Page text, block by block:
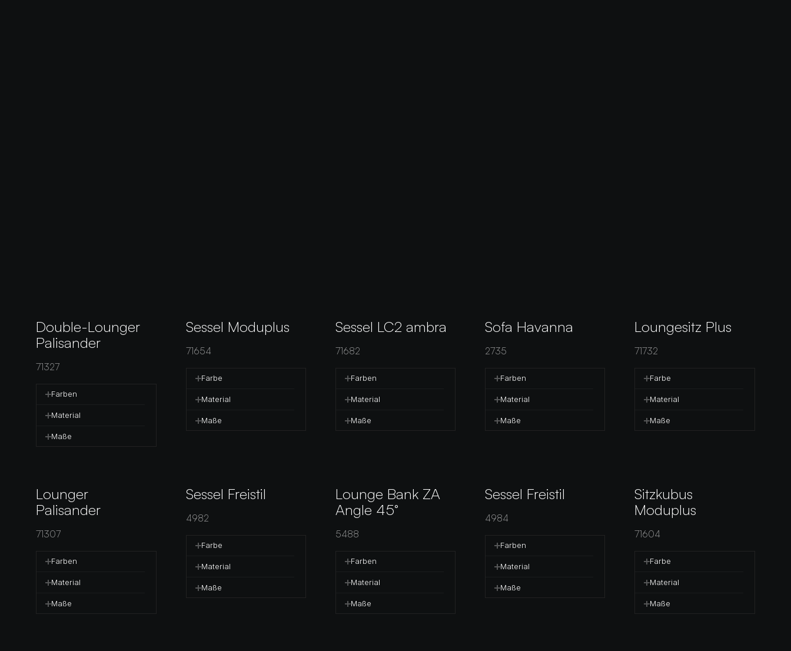
Double-Lounger
Palisander
71327
Farben
Material
Maße
Sessel Moduplus
71654
Farbe
Material
Maße
Sessel LC2 ambra
71682
Farben
Material
Maße
Sofa Havanna
2735
Farben
Material
Maße
Loungesitz Plus
71732
Farbe
Material
Maße
Lounger
Palisander
71307
Farben
Material
Maße
Sessel Freistil
4982
Farbe
Material
Maße
Lounge Bank ZA
Angle 45°
5488
Farben
Material
Maße
Sessel Freistil
4984
Farben
Material
Maße
Sitzkubus
Moduplus
71604
Farbe
Material
Maße